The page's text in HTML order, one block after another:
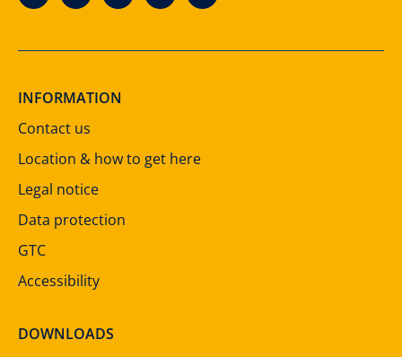
INFORMATION
Contact us
Location & how to get here
Legal notice
Data protection
GTC
Accessibility
DOWNLOADS